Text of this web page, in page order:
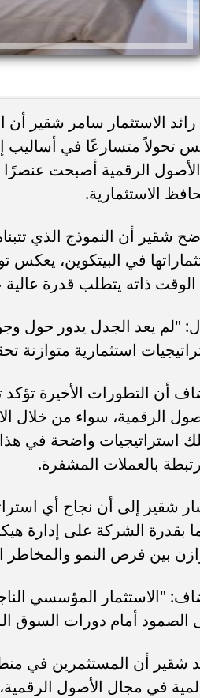
تحولاً متسارعًا في أساليب
الرقمية أصبحت عنصرًا
الاستثمارية.
شقير أن النموذج الذي
في البيتكوين، يعكس
ذاته يتطلب قدرة عالية
"لم يعد الجدل يدور حول
استثمارية
أن التطورات الأخيرة تؤكد
الرقمية، سواء من خلال
استراتيجيات واضحة في هذا
بالعملات المشفرة.
شقير إلى أن نجاح أي
بقدرة الشركة على إدارة
بين فرص النمو والمخاطر
"الاستثمار المؤسسي
الصمود أمام دورات السوق
شقير أن المستثمرين في
في مجال الأصول